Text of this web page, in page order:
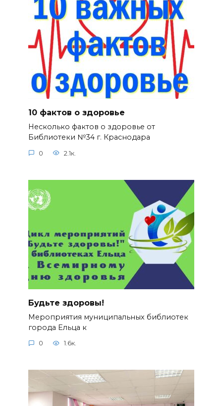
10 фактов о здоровье
Несколько фактов о здоровье от
Библиотеки №34 г. Краснодара
0 2.1к.
Будьте здоровы!
Мероприятия муниципальных библиотек
города Ельца к
0 1.6к.